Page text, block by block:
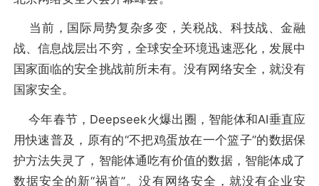
当前，国际局势复杂多变，关税战、科技战、金融
战、信息战层出不穷，全球安全环境迅速恶化，发展中
国家面临的安全挑战前所未有。没有网络安全，就没有
国家安全。
今年春节，Deepseek火爆出圈，智能体和AI垂直应
用快速普及，原有的“不把鸡蛋放在一个篮子”的数据保
护方法失灵了，智能体通吃有价值的数据，智能体成了
数据安全的新“祸首”。没有网络安全，就没有企业安